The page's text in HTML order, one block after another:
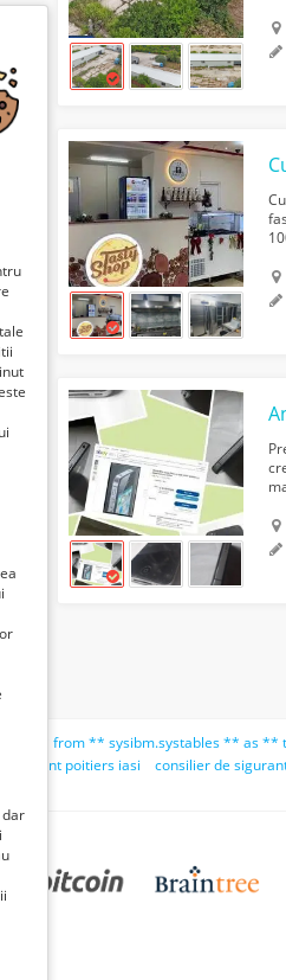
** from ** sysibm.systables ** as
poitiers iasi consilier de